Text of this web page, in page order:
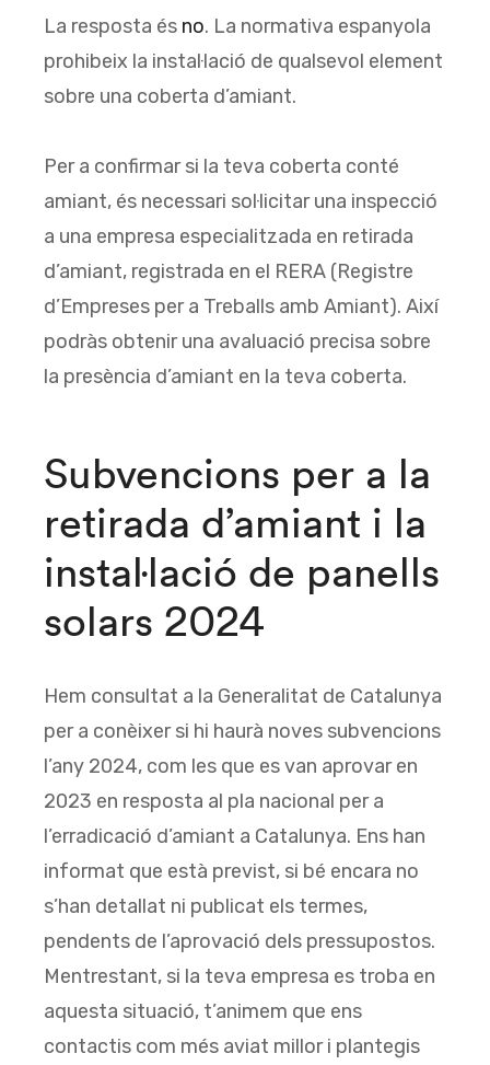
La resposta és no. La normativa espanyola
prohibeix la instal·lació de qualsevol element
sobre una coberta d’amiant.
Per a confirmar si la teva coberta conté
amiant, és necessari sol·licitar una inspecció
a una empresa especialitzada en retirada
d’amiant, registrada en el RERA (Registre
d’Empreses per a Treballs amb Amiant). Així
podràs obtenir una avaluació precisa sobre
la presència d’amiant en la teva coberta.
Subvencions per a la
retirada d’amiant i la
instal·lació de panells
solars 2024
Hem consultat a la Generalitat de Catalunya
per a conèixer si hi haurà noves subvencions
l’any 2024, com les que es van aprovar en
2023 en resposta al pla nacional per a
l’erradicació d’amiant a Catalunya. Ens han
informat que està previst, si bé encara no
s’han detallat ni publicat els termes,
pendents de l’aprovació dels pressupostos.
Mentrestant, si la teva empresa es troba en
aquesta situació, t’animem que ens
contactis com més aviat millor i plantegis